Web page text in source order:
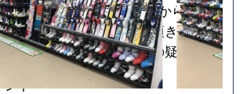
持ちください。小物1点からで
みでも喜んで査定させて頂きます！
ものも売れるのかな？」の疑問はお
さい。
ント